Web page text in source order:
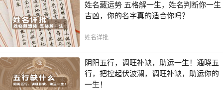
姓名藏运势 五格解一生，姓名判断你一生
吉凶，你的名字真的适合你吗？
姓名详批
阴阳五行，调旺补缺，助运一生！通晓五
行，把控起伏波澜，调旺补缺，助运你的
一生！